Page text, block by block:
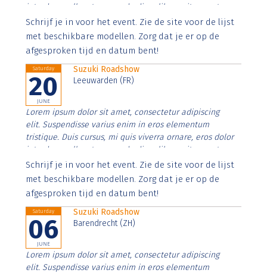
interdum nulla, ut commodo diam libero vitae erat.
Aenean faucibus nibh et justo cursus id rutrum lorem
imperdiet. Nunc ut sem vitae risus tristique posuere.
Schrijf je in voor het event. Zie de site voor de lijst
met beschikbare modellen. Zorg dat je er op de
afgesproken tijd en datum bent!
Saturday
20
JUNE
Suzuki Roadshow
Leeuwarden (FR)
Lorem ipsum dolor sit amet, consectetur adipiscing
elit. Suspendisse varius enim in eros elementum
tristique. Duis cursus, mi quis viverra ornare, eros dolor
interdum nulla, ut commodo diam libero vitae erat.
Aenean faucibus nibh et justo cursus id rutrum lorem
imperdiet. Nunc ut sem vitae risus tristique posuere.
Schrijf je in voor het event. Zie de site voor de lijst
met beschikbare modellen. Zorg dat je er op de
afgesproken tijd en datum bent!
Saturday
06
JUNE
Suzuki Roadshow
Barendrecht (ZH)
Lorem ipsum dolor sit amet, consectetur adipiscing
elit. Suspendisse varius enim in eros elementum